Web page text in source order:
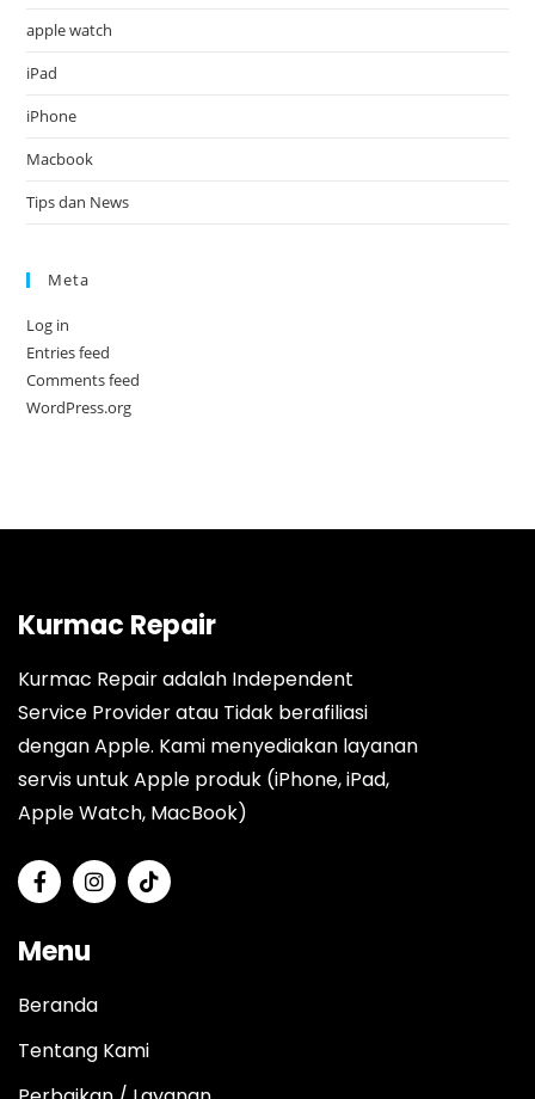
apple watch
iPad
iPhone
Macbook
Tips dan News
Meta
Log in
Entries feed
Comments feed
WordPress.org
Kurmac Repair
Kurmac Repair adalah Independent
Service Provider atau Tidak berafiliasi
dengan Apple. Kami menyediakan layanan
servis untuk Apple produk (iPhone, iPad,
Apple Watch, MacBook)
Menu
Beranda
Tentang Kami